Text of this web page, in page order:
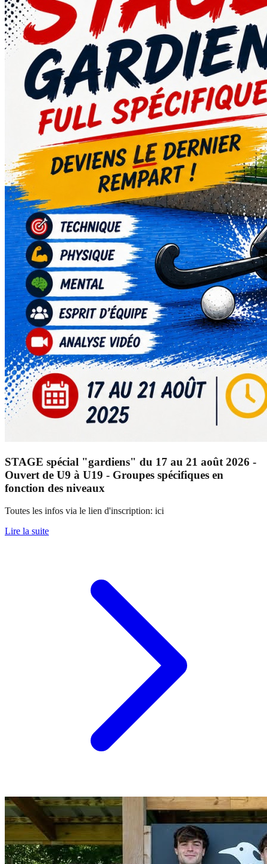
STAGE spécial "gardiens" du 17 au 21 août 2026 -
Ouvert de U9 à U19 - Groupes spécifiques en
fonction des niveaux
Toutes les infos via le lien d'inscription: ici
Lire la suite